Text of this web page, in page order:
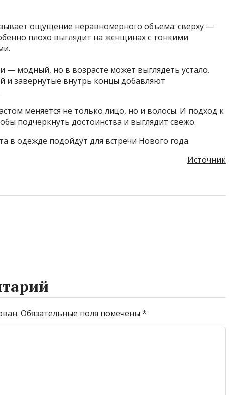
ощущение неравномерного объема: сверху —
плохо выглядит на женщинах с тонкими
— модный, но в возрасте может выглядеть устало.
и завернутые внутрь концы добавляют
меняется не только лицо, но и волосы. И подход к
подчеркнуть достоинства и выглядит свежо.
в одежде подойдут для встречи Нового года.
Источник
Обязательные поля помечены *